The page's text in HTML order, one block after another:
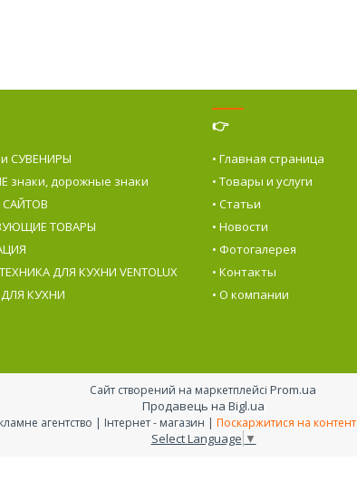
СУВЕНИРЫ
знаки, дорожные знаки
САЙТОВ
ТОВАРЫ
ДЛЯ КУХНИ VENTOLUX
КУХНИ
👉
• Главная страница
• Товары и услуги
• Статьи
• Новости
• Фотогалерея
• Контакты
• О компании
Сайт створений на маркетплейсі Prom.ua
Продавець на Bigl.ua
👉 РА «ЖИРАФ», Рекламне агентство | Інтернет - магазин | Поскаржитися на контент
Select Language ▼